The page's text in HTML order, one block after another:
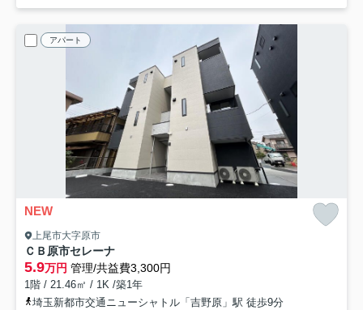
アパート
NEW
上尾市大字原市
ＣＢ原市セレーナ
5.9万円 管理/共益費3,300円
1階 / 21.46㎡ / 1K /築1年
埼玉新都市交通ニューシャトル「吉野原」駅 徒歩9分